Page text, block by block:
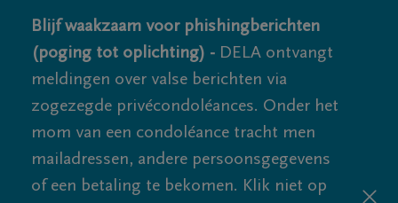
Blijf waakzaam voor phishingberichten
(poging tot oplichting) - DELA ontvangt
meldingen over valse berichten via
zogezegde privécondoléances. Onder het
mom van een condoléance tracht men
mailadressen, andere persoonsgegevens
of een betaling te bekomen. Klik niet op